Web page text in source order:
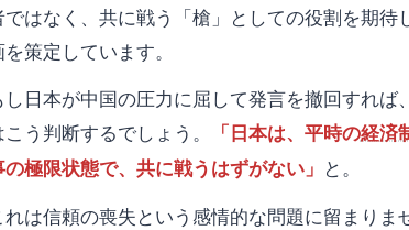
ではなく、共に戦う「槍」としての役割を期待
策定しています。
し日本が中国の圧力に屈して発言を撤回すれば
こう判断するでしょう。
「日本は、平時の経済
の極限状態で、共に戦うはずがない」 と。
れは信頼の喪失という感情的な問題に留まりま